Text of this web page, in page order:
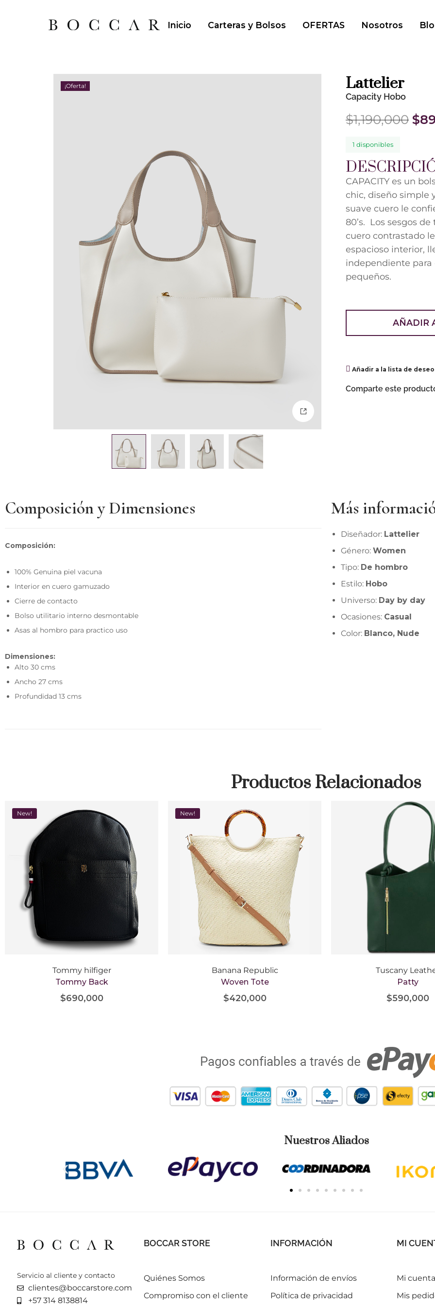
Inicio Carteras y Bolsos OFERTAS Nosotros
¡Oferta! Lattelier
Capacity Hobo
$1,190,000 $
1 disponibles
CAPACITY es un
chic, diseño simple
suave cuero le
80’s. Los sesgos
cuero contrastado
espacioso interior,
independiente
pequeños.
AÑADIR
Añadir a la lista de
Comparte este
Composición y Dimensiones
Composición:
100% Genuina piel vacuna
Interior en cuero gamuzado
Cierre de contacto
Bolso utilitario interno desmontable
Asas al hombro para practico uso
Dimensiones:
Alto 30 cms
Ancho 27 cms
Profundidad 13 cms
Más
Diseñador: Lattelier
Género: Women
Tipo: De hombro
Estilo: Hobo
Universo: Day by day
Ocasiones: Casual
Color: Blanco, Nude
Productos Relacionados
New!
Tommy hilfiger
Tommy Back
$690,000
New!
Banana Republic
Woven Tote
$420,000
Tuscany
Patty
$590,000
Nuestros Aliados
Servicio al cliente y contacto
clientes@boccarstore.com
+57 314 8138814
BOCCAR STORE
Quiénes Somos
Compromiso con el cliente
INFORMACIÓN
Información de envíos
Política de privacidad
MI
Mi
Mis